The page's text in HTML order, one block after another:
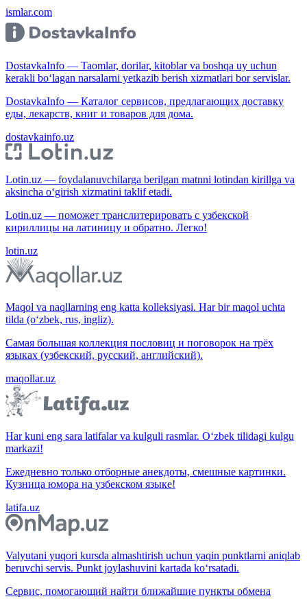
ismlar.com
DostavkaInfo — Taomlar, dorilar, kitoblar va boshqa uy uchun
kerakli bo‘lagan narsalarni yetkazib berish xizmatlari bor servislar.
DostavkaInfo — Каталог сервисов, предлагающих доставку
еды, лекарств, книг и товаров для дома.
dostavkainfo.uz
Lotin.uz — foydalanuvchilarga berilgan matnni lotindan kirillga va
aksincha o‘girish xizmatini taklif etadi.
Lotin.uz — поможет транслитерировать с узбекской
кириллицы на латиницу и обратно. Легко!
lotin.uz
Maqol va naqllarning eng katta kolleksiyasi. Har bir maqol uchta
tilda (o‘zbek, rus, ingliz).
Самая большая коллекция пословиц и поговорок на трёх
языках (узбекский, русский, английский).
maqollar.uz
Har kuni eng sara latifalar va kulguli rasmlar. O‘zbek tilidagi kulgu
markazi!
Ежедневно только отборные анекдоты, смешные картинки.
Кузница юмора на узбекском языке!
latifa.uz
Valyutani yuqori kursda almashtirish uchun yaqin punktlarni aniqlab
beruvchi servis. Punkt joylashuvini kartada ko‘rsatadi.
Сервис, помогающий найти ближайшие пункты обмена